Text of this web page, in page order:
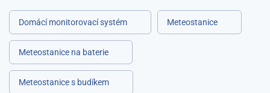
Domácí monitorovací systém Meteostanice
Meteostanice na baterie
Meteostanice s budíkem